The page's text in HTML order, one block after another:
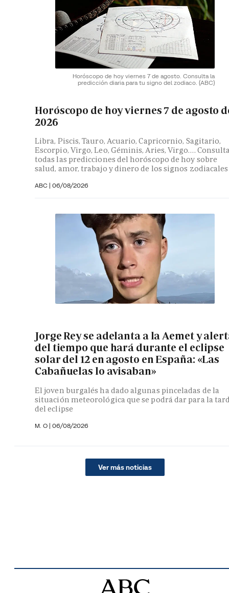
Horóscopo de hoy viernes 7 de agosto. Consulta la
predicción diaria para tu signo del zodiaco. (ABC)
Horóscopo de hoy viernes 7 de agosto
2026
Libra, Piscis, Tauro, Acuario, Capricornio, Sagitario,
Escorpio, Virgo, Leo, Géminis, Aries, Virgo….
todas las predicciones del horóscopo de hoy sobre
salud, amor, trabajo y dinero de los signos zodiacales
ABC | 06/08/2026
Jorge Rey se adelanta a la Aemet y
del tiempo que hará durante el eclipse
solar del 12 en agosto en España: «Las
Cabañuelas lo avisaban»
El joven burgalés ha dado algunas pinceladas de la
situación meteorológica que se podrá dar para la
del eclipse
M. O | 06/08/2026
Ver más noticias